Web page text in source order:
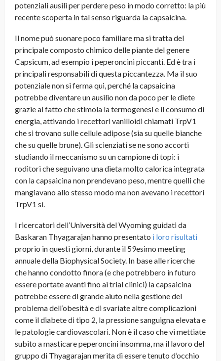
potenziali ausili per perdere peso in modo corretto: la più
recente scoperta in tal senso riguarda la capsaicina.
Il nome può suonare poco familiare ma si tratta del
principale composto chimico delle piante del genere
Capsicum, ad esempio i peperoncini piccanti. Ed è tra i
principali responsabili di questa piccantezza. Ma il suo
potenziale non si ferma qui, perché la capsaicina
potrebbe diventare un ausilio non da poco per le diete
grazie al fatto che stimola la termogenesi e il consumo di
energia, attivando i recettori vanilloidi chiamati TrpV1
che si trovano sulle cellule adipose (sia su quelle bianche
che su quelle brune). Gli scienziati se ne sono accorti
studiando il meccanismo su un campione di topi: i
roditori che seguivano una dieta molto calorica integrata
con la capsaicina non prendevano peso, mentre quelli che
mangiavano allo stesso modo ma non avevano i recettori
TrpV1 sì.
I ricercatori dell’Università del Wyoming guidati da
Baskaran Thyagarajan hanno presentato i loro risultati
proprio in questi giorni, durante il 59esimo meeting
annuale della Biophysical Society. In base alle ricerche
che hanno condotto finora (e che potrebbero in futuro
essere portate avanti fino ai trial clinici) la capsaicina
potrebbe essere di grande aiuto nella gestione del
problema dell’obesità e di svariate altre complicazioni
come il diabete di tipo 2, la pressione sanguigna elevata e
le patologie cardiovascolari. Non è il caso che vi mettiate
subito a masticare peperoncini insomma, ma il lavoro del
gruppo di Thyagarajan merita di essere tenuto d’occhio